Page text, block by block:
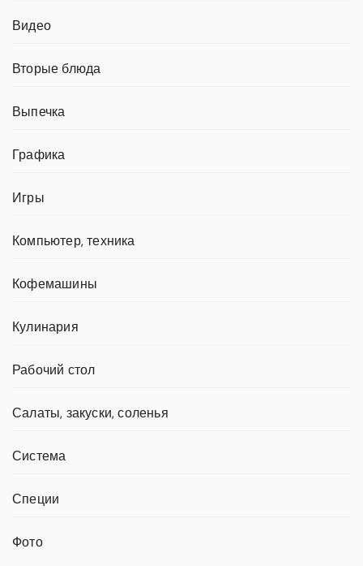
Видео
Вторые блюда
Выпечка
Графика
Игры
Компьютер, техника
Кофемашины
Кулинария
Рабочий стол
Салаты, закуски, соленья
Система
Специи
Фото